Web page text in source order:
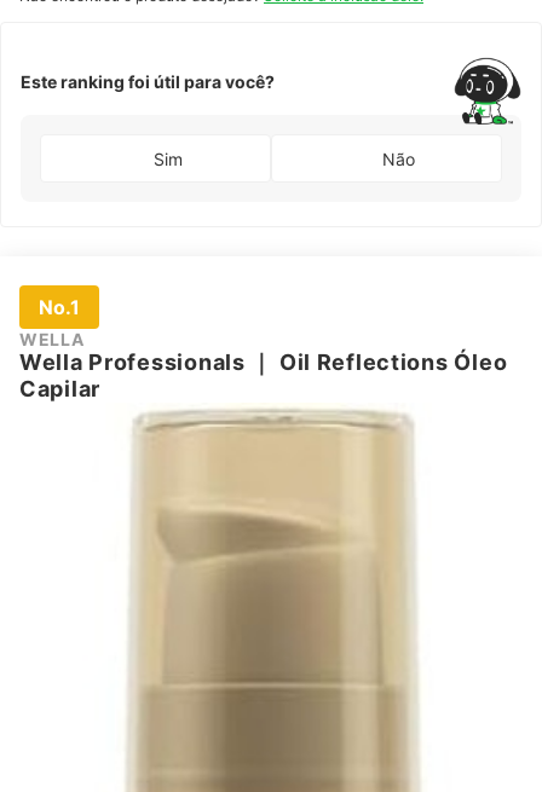
Este ranking foi útil para você?
Sim Não
No.1
WELLA
Wella Professionals
Oil Reflections Óleo
Capilar